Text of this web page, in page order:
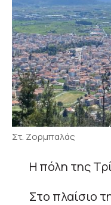
Στ. Ζορμπαλάς
Η πόλη της
Στο πλαίσιο